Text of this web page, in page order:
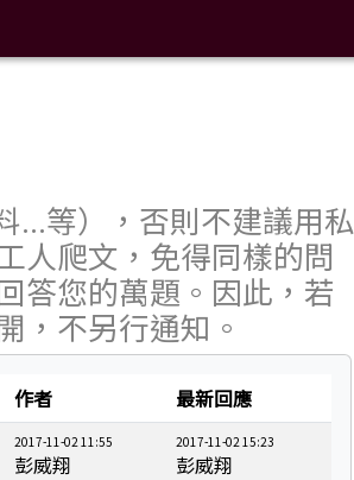
...等），否則不建議用私
人爬文，免得同樣的問
答您的萬題。因此，若
，不另行通知。
作者
最新回應
2017-11-02 11:55
彭威翔
2017-11-02 15:23
彭威翔